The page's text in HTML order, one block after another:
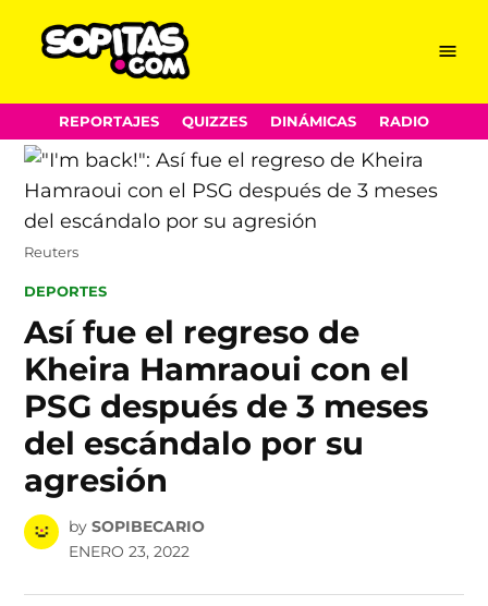
Skip
to
content
Menu
REPORTAJES QUIZZES DINÁMICAS RADIO
Reuters
POSTED
DEPORTES
Así fue el regreso de
Kheira Hamraoui con el
PSG después de 3 meses
del escándalo por su
agresión
by SOPIBECARIO
ENERO 23, 2022